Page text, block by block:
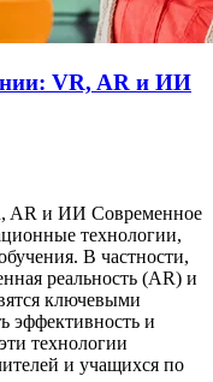
VR, AR и ИИ
AR и ИИ Современное
технологии,
В частности,
реальность (AR) и
ключевыми
эффективность и
технологии
и учащихся по